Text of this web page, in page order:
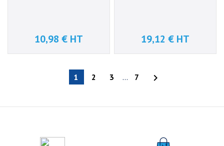
Prix
10,98 € HT Prix
19,12 € HT
1 2 3 … 7 